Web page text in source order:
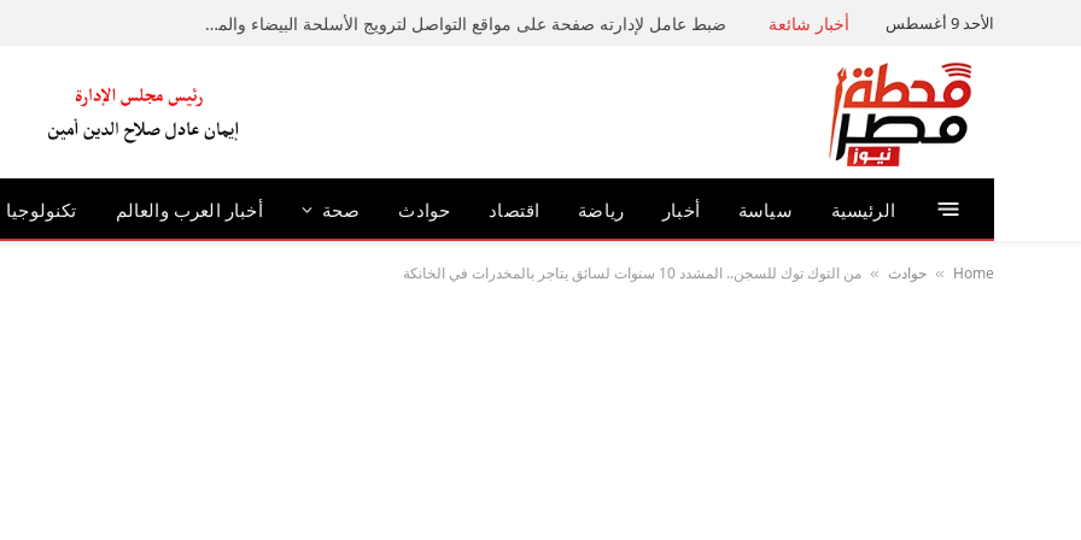
الأحد 9 أغسطس أخبار شائعة ضبط عامل لإدارته صفحة على مواقع التواصل لترويج الأسلحة البيضاء والمخدرات
الرئيسية سياسة أخبار رياضة اقتصاد حوادث صحة أخبار العرب والعالم تكنولوجيا
Home
» حوادث » من التوك توك للسجن.. المشدد 10 سنوات لسائق يتاجر بالمخدرات في الخانكة